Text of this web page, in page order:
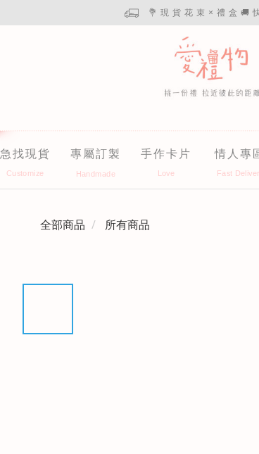
💐現貨花束×禮盒🚚
急找現貨 專屬訂製 手作卡片 情人專
全部商品 所有商品